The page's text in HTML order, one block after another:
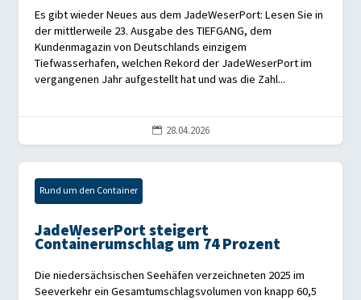
Es gibt wieder Neues aus dem JadeWeserPort: Lesen Sie in
der mittlerweile 23. Ausgabe des TIEFGANG, dem
Kundenmagazin von Deutschlands einzigem
Tiefwasserhafen, welchen Rekord der JadeWeserPort im
vergangenen Jahr aufgestellt hat und was die Zahl...
 28.04.2026
Rund um den Container
JadeWeserPort steigert
Containerumschlag um 74 Prozent
Die niedersächsischen Seehäfen verzeichneten 2025 im
Seeverkehr ein Gesamtumschlagsvolumen von knapp 60,5